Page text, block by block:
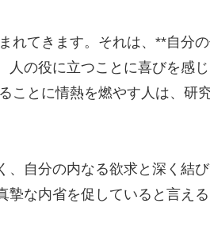
れてきます。それは、**自分
の役に立つことに喜びを感
ことに情熱を燃やす人は、研
自分の内なる欲求と深く結
な内省を促していると言える